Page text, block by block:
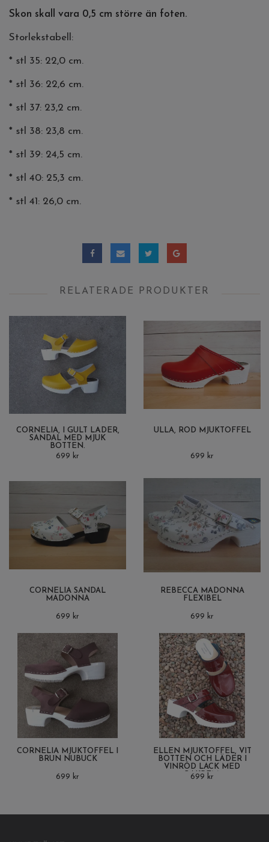
Skon skall vara 0,5 cm större än foten.
Storlekstabell:
* stl 35: 22,0 cm.
* stl 36: 22,6 cm.
* stl 37: 23,2 cm.
* stl 38: 23,8 cm.
* stl 39: 24,5 cm.
* stl 40: 25,3 cm.
* stl 41: 26,0 cm.
RELATERADE PRODUKTER
CORNELIA, I GULT LÄDER,
SANDAL MED MJUK
BOTTEN.
699 kr
ULLA, RÖD MJUKTOFFEL
699 kr
CORNELIA SANDAL
MADONNA
699 kr
REBECCA MADONNA
FLEXIBEL
699 kr
CORNELIA MJUKTOFFEL I
BRUN NUBUCK
699 kr
ELLEN MJUKTOFFEL, VIT
BOTTEN OCH LÄDER I
VINRÖD LACK MED
BAKREM.
699 kr